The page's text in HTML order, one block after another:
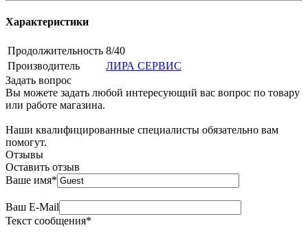
Характеристики
Продолжительность 8/40
Производитель
ЛИРА СЕРВИС
Задать вопрос
Вы можете задать любой интересующий вас вопрос по товару
или работе магазина.
Наши квалифицированные специалисты обязательно вам
помогут.
Отзывы
Оставить отзыв
Ваше имя*
Ваш E-Mail
Текст сообщения*